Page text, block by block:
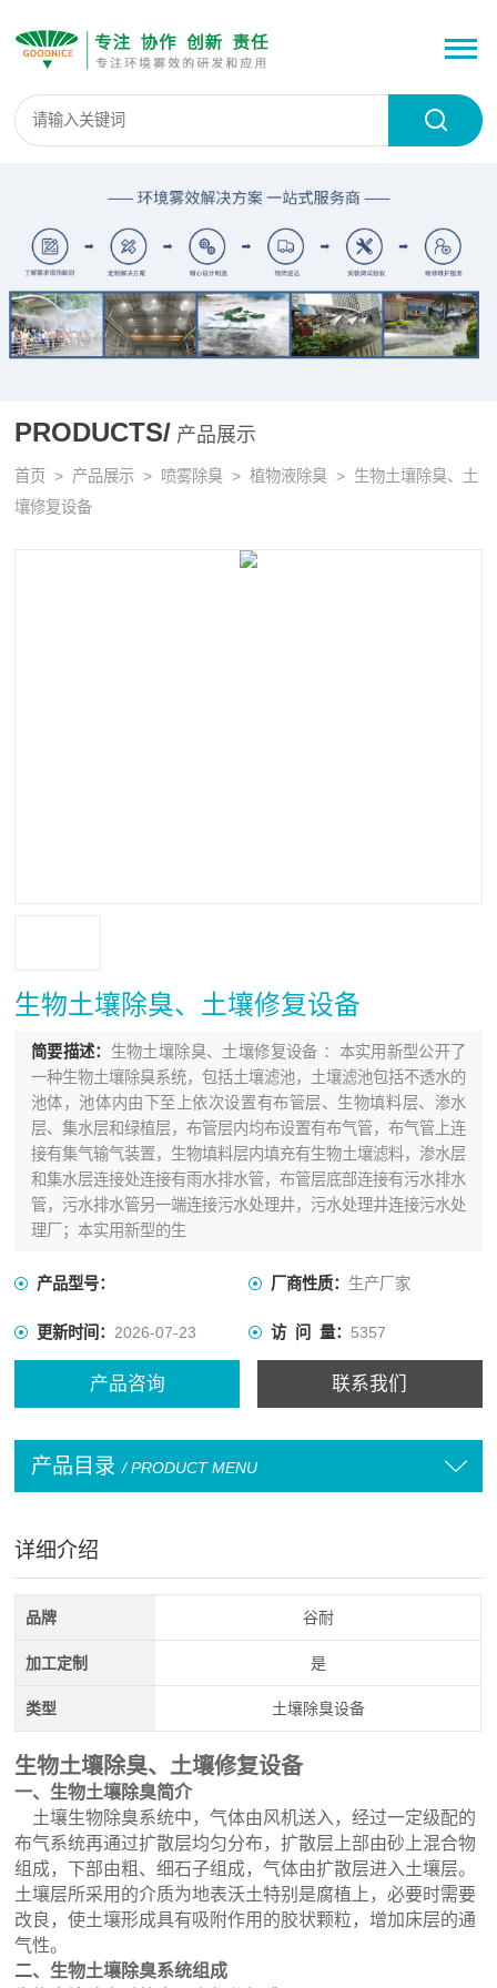
PRODUCTS/ 产品展示
首页 > 产品展示 > 喷雾除臭 >植物液除臭 > 生物土壤除臭、土
壤修复设备
生物土壤除臭、土壤修复设备
简要描述： 生物土壤除臭、土壤修复设备 ：本实用新型公开了
一种生物土壤除臭系统，包括土壤滤池，土壤滤池包括不透水的
池体，池体内由下至上依次设置有布管层、生物填料层、渗水
层、集水层和绿植层，布管层内均布设置有布气管，布气管上连
接有集气输气装置，生物填料层内填充有生物土壤滤料，渗水层
和集水层连接处连接有雨水排水管，布管层底部连接有污水排水
管，污水排水管另一端连接污水处理井，污水处理井连接污水处
理厂；本实用新型的生
产品型号： 厂商性质： 生产厂家
更新时间：2026-07-23 访 问 量： 5357
产品咨询 联系我们
产品目录 / PRODUCT MENU
详细介绍
品牌 谷耐
加工定制 是
类型 土壤除臭设备
生物土壤除臭、土壤修复设备
一、生物土壤除臭简介
土壤生物除臭系统中，气体由风机送入，经过一定级配的
布气系统再通过扩散层均匀分布，扩散层上部由砂上混合物
组成，下部由粗、细石子组成，气体由扩散层进入土壤层。
土壤层所采用的介质为地表沃土特别是腐植上，必要时需要
改良，使土壤形成具有吸附作用的胶状颗粒，增加床层的通
气性。
二、生物土壤除臭系统组成